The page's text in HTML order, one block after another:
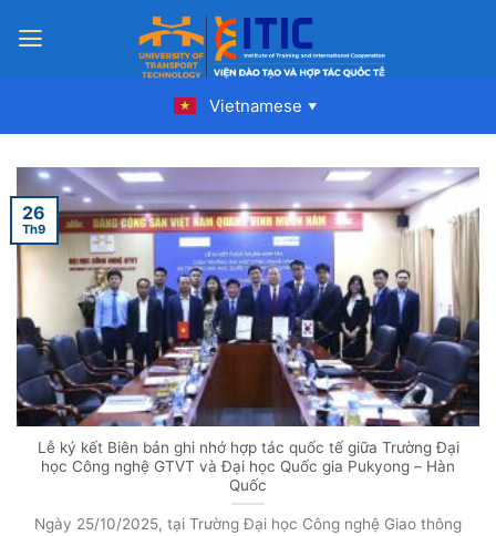
Vietnamese ▼
Lễ ký kết Biên bản ghi nhớ hợp tác quốc tế giữa Trường Đại
học Công nghệ GTVT và Đại học Quốc gia Pukyong – Hàn
Quốc
Ngày 25/10/2025, tại Trường Đại học Công nghệ Giao thông
26
Th9